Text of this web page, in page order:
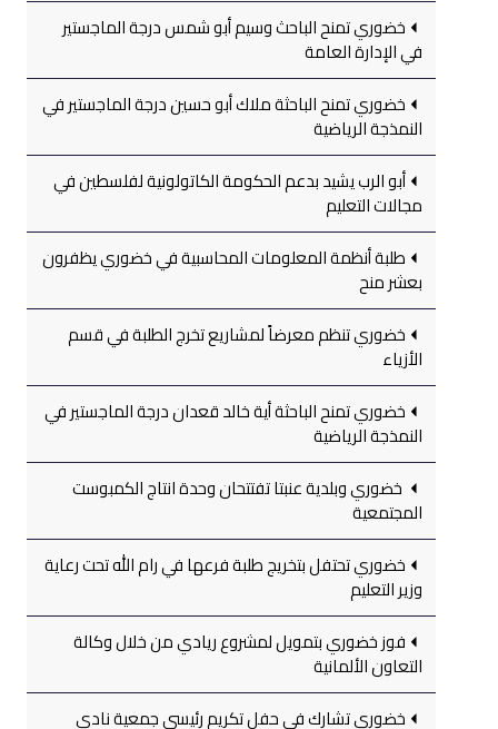
خضوري تمنح الباحث وسيم أبو شمس درجة الماجستير
في الإدارة العامة
خضوري تمنح الباحثة ملاك أبو حسين درجة الماجستير في
النمذجة الرياضية
أبو الرب يشيد بدعم الحكومة الكاتولونية لفلسطين في
مجالات التعليم
طلبة أنظمة المعلومات المحاسبية في خضوري يظفرون
بعشر منح
خضوري تنظم معرضاً لمشاريع تخرج الطلبة في قسم
الأزياء
خضوري تمنح الباحثة أية خالد قعدان درجة الماجستير في
النمذجة الرياضية
خضوري وبلدية عنبتا تفتتحان وحدة انتاج الكمبوست
المجتمعية
خضوري تحتفل بتخريج طلبة فرعها في رام الله تحت رعاية
وزير التعليم
فوز خضوري بتمويل لمشروع ريادي من خلال وكالة
التعاون الألمانية
خضوري تشارك في حفل تكريم رئيسي جمعية نادي